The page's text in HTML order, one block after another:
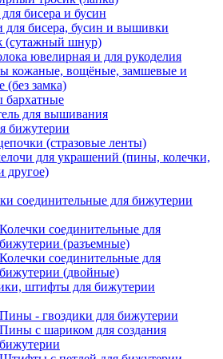
бисера и бусин
для бисера, бусин и вышивки
(сутажный шнур)
ювелирная и для рукоделия
кожаные, вощёные, замшевые и
(без замка)
бархатные
для вышивания
бижутерии
(стразовые ленты)
для украшений (пины, колечки,
другое)
соединительные для бижутерии
Колечки соединительные для
бижутерии (разъемные)
Колечки соединительные для
бижутерии (двойные)
штифты для бижутерии
Пины - гвоздики для бижутерии
Пины с шариком для создания
бижутерии